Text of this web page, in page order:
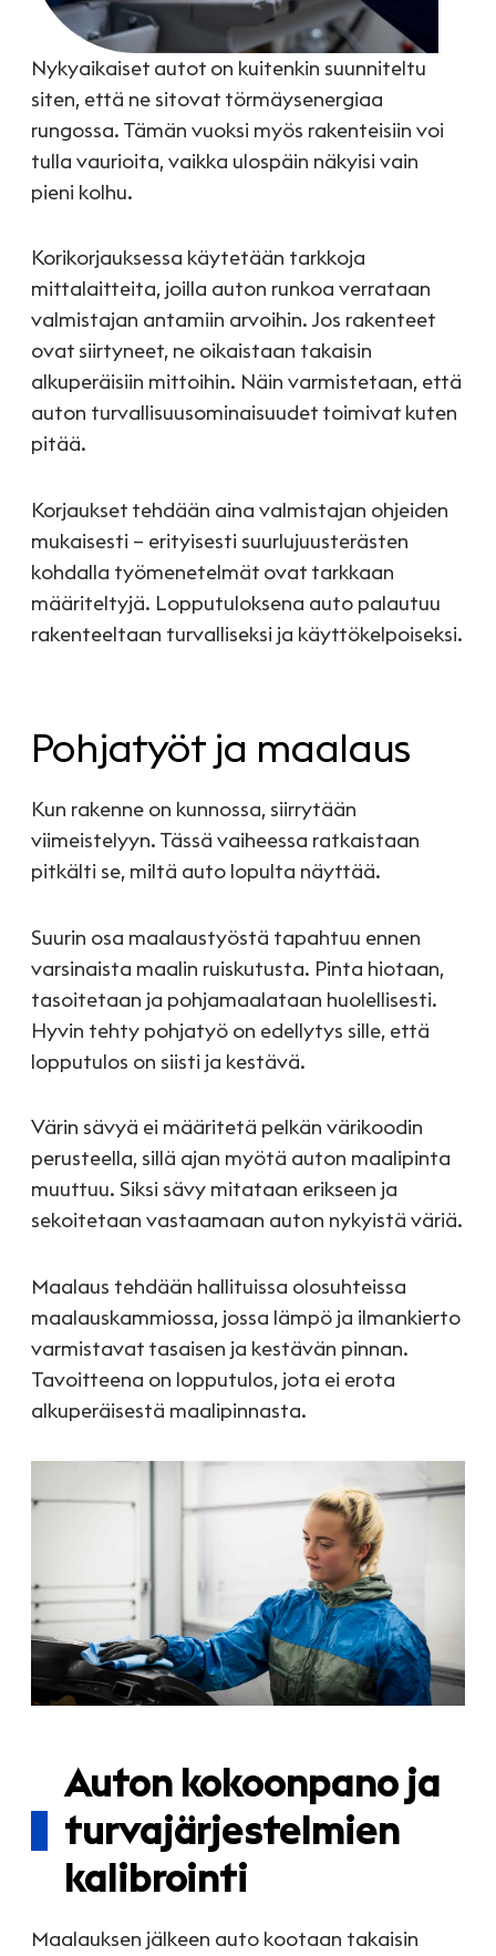
Nykyaikaiset autot on kuitenkin suunniteltu
siten, että ne sitovat törmäysenergiaa
rungossa. Tämän vuoksi myös rakenteisiin voi
tulla vaurioita, vaikka ulospäin näkyisi vain
pieni kolhu.
Korikorjauksessa käytetään tarkkoja
mittalaitteita, joilla auton runkoa verrataan
valmistajan antamiin arvoihin. Jos rakenteet
ovat siirtyneet, ne oikaistaan takaisin
alkuperäisiin mittoihin. Näin varmistetaan, että
auton turvallisuusominaisuudet toimivat kuten
pitää.
Korjaukset tehdään aina valmistajan ohjeiden
mukaisesti – erityisesti suurlujuusterästen
kohdalla työmenetelmät ovat tarkkaan
määriteltyjä. Lopputuloksena auto palautuu
rakenteeltaan turvalliseksi ja käyttökelpoiseksi.
Pohjatyöt ja maalaus
Kun rakenne on kunnossa, siirrytään
viimeistelyyn. Tässä vaiheessa ratkaistaan
pitkälti se, miltä auto lopulta näyttää.
Suurin osa maalaustyöstä tapahtuu ennen
varsinaista maalin ruiskutusta. Pinta hiotaan,
tasoitetaan ja pohjamaalataan huolellisesti.
Hyvin tehty pohjatyö on edellytys sille, että
lopputulos on siisti ja kestävä.
Värin sävyä ei määritetä pelkän värikoodin
perusteella, sillä ajan myötä auton maalipinta
muuttuu. Siksi sävy mitataan erikseen ja
sekoitetaan vastaamaan auton nykyistä väriä.
Maalaus tehdään hallituissa olosuhteissa
maalauskammiossa, jossa lämpö ja ilmankierto
varmistavat tasaisen ja kestävän pinnan.
Tavoitteena on lopputulos, jota ei erota
alkuperäisestä maalipinnasta.
Auton kokoonpano ja
turvajärjestelmien
kalibrointi
Maalauksen jälkeen auto kootaan takaisin